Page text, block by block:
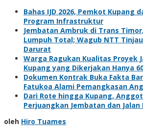
Bahas IJD 2026, Pemkot Kupang
Program Infrastruktur
Jembatan Ambruk di Trans
Lumpuh Total; Wagub NTT
Darurat
Warga Ragukan Kualitas Proyek
Kupang yang Dikerjakan Hanya
Dokumen Kontrak Buka Fakta
Fatukoa Alami Pemangkasan
Dari Rote hingga Kupang,
Perjuangkan Jembatan dan Jalan
oleh Hiro Tuames